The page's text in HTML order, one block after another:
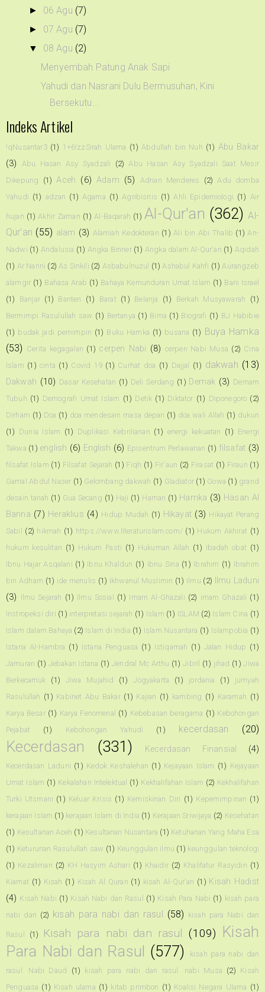
► 06 Agu (7)
► 07 Agu (7)
▼ 08 Agu (2)
Menyembah Patung Anak Sapi
Yahudi dan Nasrani Dulu Bermusuhan, Kini
Bersekutu...
Indeks Artikel
!qNusantar3 (1) 1+6!zzSirah Ulama (1) Abdullah bin Nuh (1) Abu Bakar
(3)
Abu Hasan Asy Syadzali (2) Abu Hasan Asy Syadzali Saat Mesir
Dikepung
(1) Aceh (6) Adam (5) Adnan Menderes (2) Adu domba
Yahudi (1) adzan (1) Agama (1) Agribisnis (1) Ahli Epidemiologi (1) Air
hujan (1) Akhir Zaman (1) Al-Baqarah (1) Al-Qur'an (362) Al-
Qur’an (55) alam (3) Alamiah Kedokteran (1) Ali bin Abi Thalib (1) An-
Nadwi (1) Andalusia (1) Angka Binner (1) Angka dalam Al-Qur'an (1) Aqidah
(1) Ar Narini (2) As Sinkili (2) Asbabulnuzul (1) Ashabul Kahfi (1) Aurangzeb
alamgir (1) Bahasa Arab (1) Bahaya Kemunduran Umat Islam (1) Bani Israel
(1)
Banjar (1) Banten (1) Barat (1) Belanja (1) Berkah Musyawarah
(1)
Bermimpi Rasulullah saw (1) Bertanya (1) Bima (1) Biografi (1) BJ Habibie
(1) budak jadi pemimpin (1) Buku Hamka (1) busana (1) Buya Hamka
(53) Cerita kegagalan (1) cerpen Nabi (8) cerpen Nabi Musa (2) Cina
Islam (1) cinta (1) Covid 19 (1) Curhat doa (1) Dajjal (1) dakwah (13)
Dakwah (10) Dasar Kesehatan (1) Deli Serdang (1) Demak (3) Demam
Tubuh (1) Demografi Umat Islam (1) Detik (1) Diktator (1) Diponegoro (2)
Dirham (1) Doa (1) doa mendesain masa depan (1) doa wali Allah (1) dukun
(1) Dunia Islam (1) Duplikasi Kebrilianan (1) energi kekuatan (1) Energi
Takwa (1) english (6) English (6) Episentrum Perlawanan (1) filsafat (3)
filsafat Islam (1) Filsafat Sejarah (1) Fiqh (1) Fir'aun (2) Firasat (1) Firaun (1)
Gamal Abdul Naser (1) Gelombang dakwah (1) Gladiator (1) Gowa (1) grand
desain tanah (1) Gua Secang (1) Haji (1) Haman (1) Hamka (3) Hasan Al
Banna (7) Heraklius (4) Hidup Mudah (1) Hikayat (3) Hikayat Perang
Sabil
(2) hikmah (1) https://www.literaturislam.com/ (1) Hukum Akhirat (1)
hukum kesulitan (1) Hukum Pasti (1) Hukuman Allah (1) Ibadah obat (1)
Ibnu Hajar Asqalani (1) Ibnu Khaldun (1) Ibnu Sina (1) Ibrahim (1) Ibrahim
bin Adham (1) ide menulis (1) Ikhwanul Muslimin (1) ilmu (2)
Ilmu Laduni
(3) Ilmu Sejarah (1) Ilmu Sosial (1) Imam Al-Ghazali (2) imam Ghazali (1)
Instropeksi diri (1) interpretasi sejarah (1) Islam (1) ISLAM (2) Islam Cina (1)
Islam dalam Bahaya (2) Islam di India (1) Islam Nusantara (1) Islampobia (1)
Istana Al-Hambra (1) Istana Penguasa (1) Istiqamah (1) Jalan Hidup (1)
Jamuran (1) Jebakan Istana (1) Jendral Mc Arthu (1) Jibril (1) jihad (1) Jiwa
Berkecamuk
(1) Jiwa Mujahid (1) Jogyakarta (1) jordania (1)
jurriyah
Rasulullah (1) Kabinet Abu Bakar (1) Kajian (1) kambing (1) Karamah (1)
Karya Besar (1) Karya Fenomenal (1) Kebebasan beragama (1) Kebohongan
Pejabat
(1) Kebohongan Yahudi (1) kecerdasan (20)
Kecerdasan (331) Kecerdasan Finansial (4)
Kecerdasan Laduni (1) Kedok Keshalehan (1) Kejayaan Islam (1) Kejayaan
Umat Islam (1) Kekalahan Intelektual (1) Kekhalifahan Islam (2) Kekhalifahan
Turki Utsmani (1) Keluar Krisis (1) Kemiskinan Diri (1) Kepemimpinan (1)
kerajaan Islam (1) kerajaan Islam di India (1) Kerajaan Sriwijaya (2) Kesehatan
(1) Kesultanan Aceh (1) Kesultanan Nusantara (1) Ketuhanan Yang Maha Esa
(1) Keturunan Rasulullah saw (1) Keunggulan ilmu (1) keunggulan teknologi
(1) Kezaliman (2) KH Hasyim Ashari (1) Khaidir (2) Khalifatur Rasyidin (1)
Kiamat (1) Kisah (1) Kisah Al Quran (1) kisah Al-Qur'an (1) Kisah Hadist
(4) Kisah Nabi (1) Kisah Nabi dan Rasul (1) Kisah Para Nabi (1) kisah para
nabi dan (2) kisah para nabi dan rasul (58) kisah para Nabi dan
Rasul (1) Kisah para nabi dan rasul (109) Kisah
Para Nabi dan Rasul (577)
kisah para nabi dan
rasul. Nabi Daud
(1) kisah para nabi dan rasul. nabi Musa (2) Kisah
Penguasa (1) Kisah ulama (1) kitab primbon (1) Koalisi Negara Ulama (1)